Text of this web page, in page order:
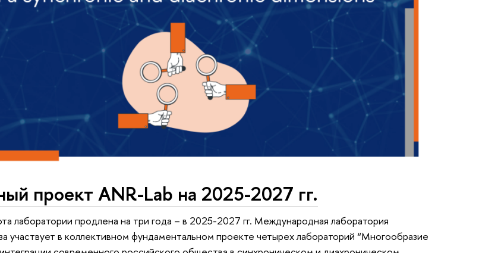
проект ANR-Lab на 2025-2027 гг.
лаборатории продлена на три года – в 2025-2027 гг. Международная лаборатория
участвует в коллективном фундаментальном проекте четырех лабораторий “Многообразие